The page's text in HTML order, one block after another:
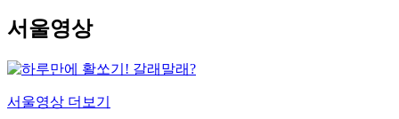
서울영상
서울영상 더보기